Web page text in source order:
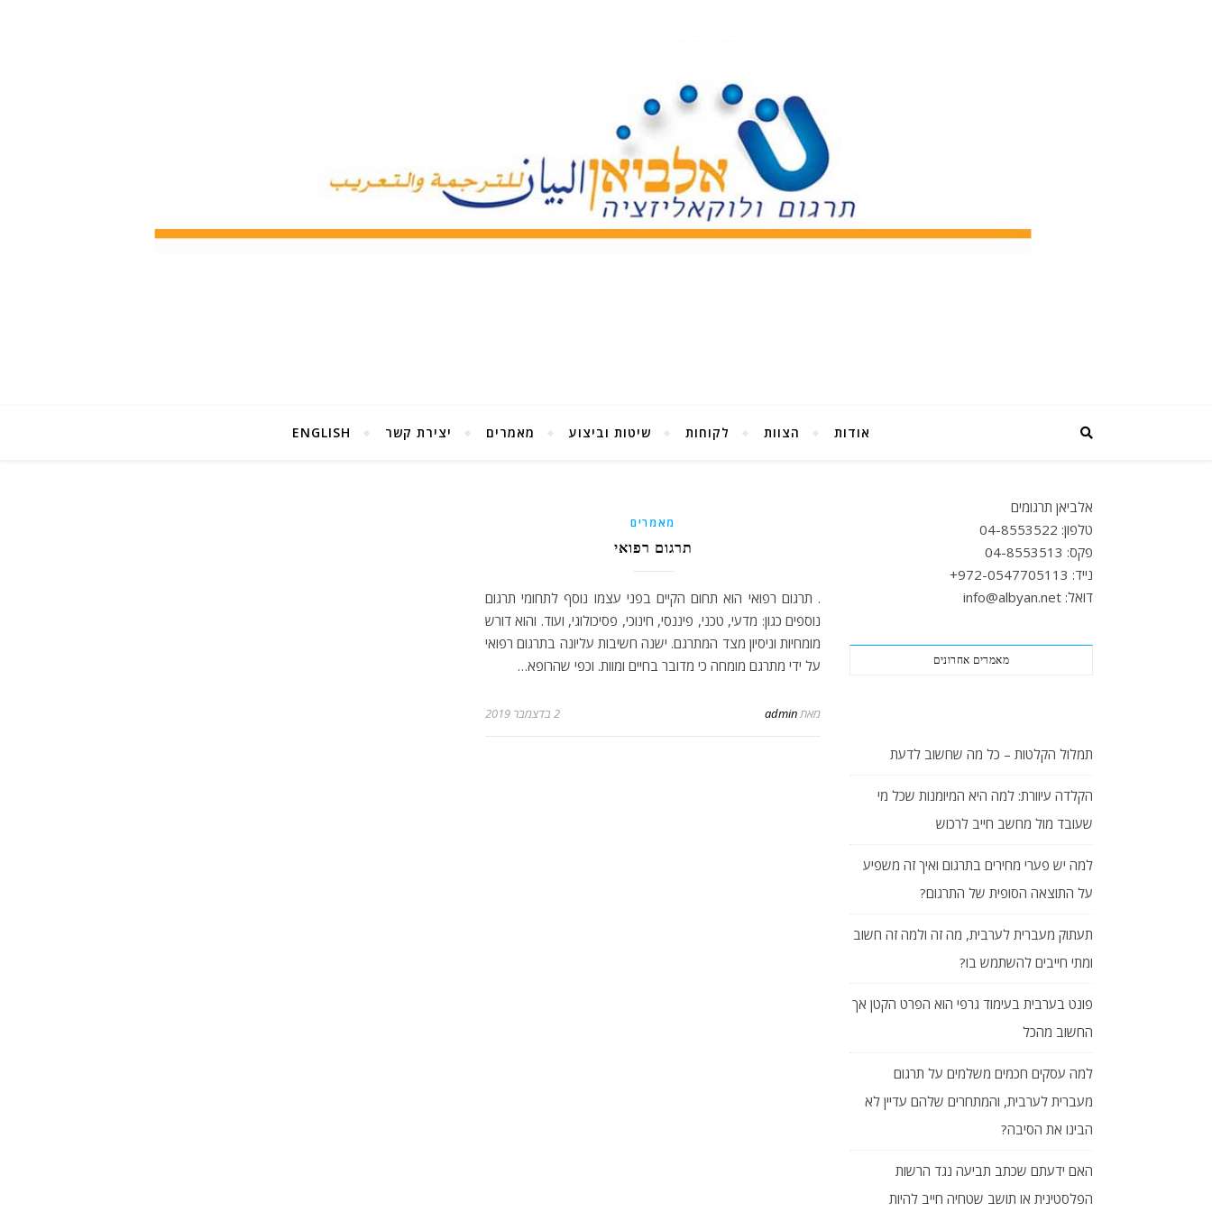
אודות הצוות לקוחות שיטות וביצוע מאמרים יצירת קשר ENGLISH
מאמרים
תרגום רפואי
. תרגום רפואי הוא תחום הקיים בפני עצמו נוסף לתחומי תרגום
נוספים כגון: מדעי, טכני, פיננסי, חינוכי, פסיכולוגי, ועוד. והוא דורש
מומחיות וניסיון מצד המתרגם. ישנה חשיבות עליונה בתרגום רפואי
על ידי מתרגם מומחה כי מדובר בחיים ומוות. וכפי שהרופא…
מאתadmin 2 בדצמבר 2019
אלביאן תרגומים
טלפון: 04-8553522
פקס: 04-8553513
נייד: 972-0547705113+
דואל: info@albyan.net
מאמרים אחרונים
תמלול הקלטות – כל מה שחשוב לדעת
הקלדה עיוורת: למה היא המיומנות שכל מי
שעובד מול מחשב חייב לרכוש
למה יש פערי מחירים בתרגום ואיך זה משפיע
על התוצאה הסופית של התרגום?
תעתוק מעברית לערבית, מה זה ולמה זה חשוב
ומתי חייבים להשתמש בו?
פונט בערבית בעימוד גרפי הוא הפרט הקטן אך
החשוב מהכל
למה עסקים חכמים משלמים על תרגום
מעברית לערבית, והמתחרים שלהם עדיין לא
הבינו את הסיבה?
האם ידעתם שכתב תביעה נגד הרשות
הפלסטינית או תושב שטחיה חייב להיות